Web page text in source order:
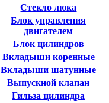
Cтекло люка
Блок управления
двигателем
Блок цилиндров
Вкладыши коренные
Вкладыши шатунные
Выпускной клапан
Гильза цилиндра